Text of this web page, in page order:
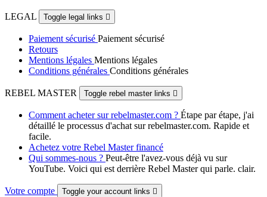
LEGAL Toggle legal links 
Paiement sécurisé Paiement sécurisé
Retours
Mentions légales Mentions légales
Conditions générales Conditions générales
REBEL MASTER Toggle rebel master links 
Comment acheter sur rebelmaster.com ? Étape par étape, j'ai
détaillé le processus d'achat sur rebelmaster.com. Rapide et
facile.
Achetez votre Rebel Master financé
Qui sommes-nous ? Peut-être l'avez-vous déjà vu sur
YouTube. Voici qui est derrière Rebel Master qui parle. clair.
Votre compte Toggle your account links 